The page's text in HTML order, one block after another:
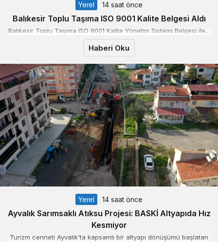
Yerel 14 saat önce
Balıkesir Toplu Taşıma ISO 9001 Kalite Belgesi Aldı
Balıkesir Toplu Taşıma ISO 9001 Kalite Yönetim Sistemi Belgesi ile...
Haberi Oku
Yerel 14 saat önce
Ayvalık Sarımsaklı Atıksu Projesi: BASKİ Altyapıda Hız
Kesmiyor
Turizm cenneti Ayvalık'ta kapsamlı bir altyapı dönüşümü başlatan